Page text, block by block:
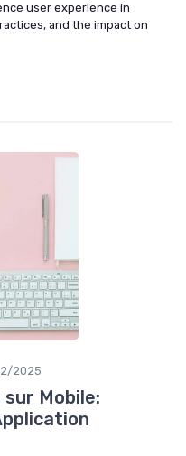
user experience in
and the impact on
2025
Mobile: